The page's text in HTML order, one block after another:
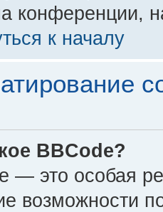
конференции,
к началу
BBCode?
— это особая
возможности